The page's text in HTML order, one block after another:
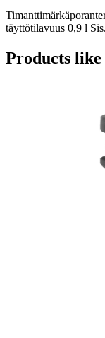
täyttötilavuus 0,9 l
Products like